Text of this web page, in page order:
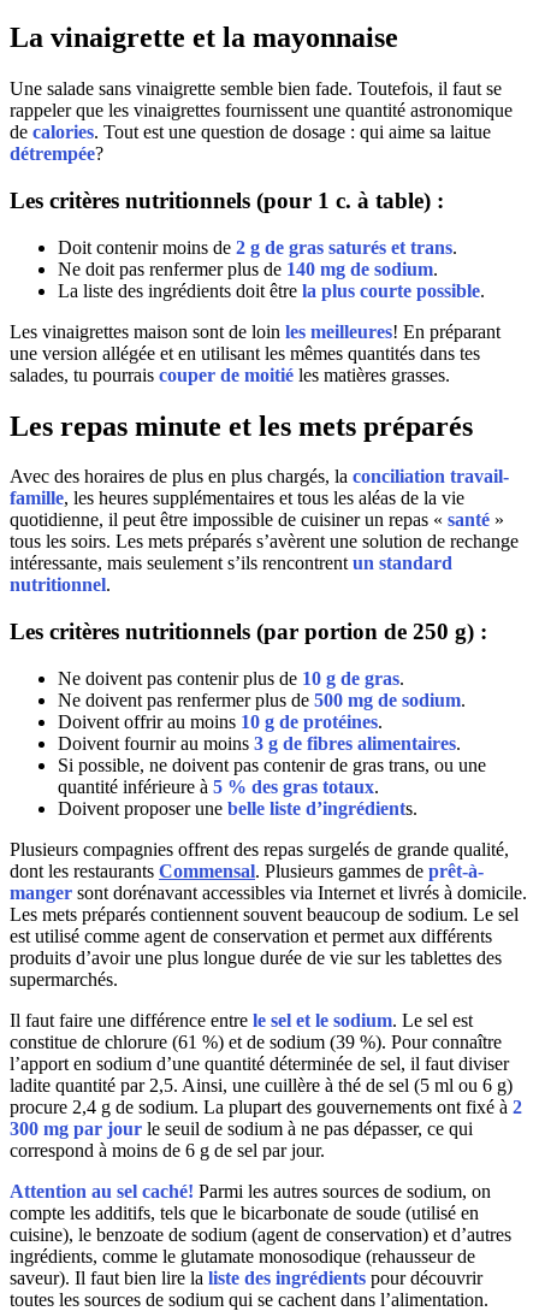
La vinaigrette et la mayonnaise
Une salade sans vinaigrette semble bien fade. Toutefois, il faut se
rappeler que les vinaigrettes fournissent une quantité astronomique
de calories. Tout est une question de dosage : qui aime sa laitue
détrempée?
Les critères nutritionnels (pour 1 c. à table) :
Doit contenir moins de 2 g de gras saturés et trans.
Ne doit pas renfermer plus de 140 mg de sodium.
La liste des ingrédients doit être la plus courte possible.
Les vinaigrettes maison sont de loin les meilleures! En préparant
une version allégée et en utilisant les mêmes quantités dans tes
salades, tu pourrais couper de moitié les matières grasses.
Les repas minute et les mets préparés
Avec des horaires de plus en plus chargés, la conciliation travail-
famille, les heures supplémentaires et tous les aléas de la vie
quotidienne, il peut être impossible de cuisiner un repas « santé »
tous les soirs. Les mets préparés s’avèrent une solution de rechange
intéressante, mais seulement s’ils rencontrentun standard
nutritionnel.
Les critères nutritionnels (par portion de 250 g) :
Ne doivent pas contenir plus de 10 g de gras.
Ne doivent pas renfermer plus de 500 mg de sodium.
Doivent offrir au moins 10 g de protéines.
Doivent fournir au moins 3 g de fibres alimentaires.
Si possible, ne doivent pas contenir de gras trans, ou une
quantité inférieure à 5 % des gras totaux.
Doivent proposer une belle liste d’ingrédients.
Plusieurs compagnies offrent des repas surgelés de grande qualité,
dont les restaurants Commensal. Plusieurs gammes de prêt-à-
manger sont dorénavant accessibles via Internet et livrés à domicile.
Les mets préparés contiennent souvent beaucoup de sodium. Le sel
est utilisé comme agent de conservation et permet aux différents
produits d’avoir une plus longue durée de vie sur les tablettes des
supermarchés.
Il faut faire une différence entre le sel et le sodium. Le sel est
constitue de chlorure (61 %) et de sodium (39 %). Pour connaître
l’apport en sodium d’une quantité déterminée de sel, il faut diviser
ladite quantité par 2,5. Ainsi, une cuillère à thé de sel (5 ml ou 6 g)
procure 2,4 g de sodium. La plupart des gouvernements ont fixé à 2
300 mg par jour le seuil de sodium à ne pas dépasser, ce qui
correspond à moins de 6 g de sel par jour.
Attention au sel caché! Parmi les autres sources de sodium, on
compte les additifs, tels que le bicarbonate de soude (utilisé en
cuisine), le benzoate de sodium (agent de conservation) et d’autres
ingrédients, comme le glutamate monosodique (rehausseur de
saveur). Il faut bien lire la liste des ingrédients pour découvrir
toutes les sources de sodium qui se cachent dans l’alimentation.